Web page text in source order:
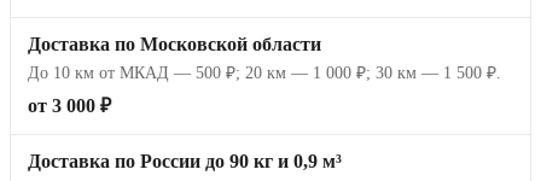
Доставка по Московской области
До 10 км от МКАД — 500 ₽; 20 км — 1 000 ₽; 30 км — 1 500 ₽.
от 3 000 ₽
Доставка по России до 90 кг и 0,9 м³